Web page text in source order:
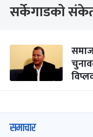
सर्केगाडको
समाचार